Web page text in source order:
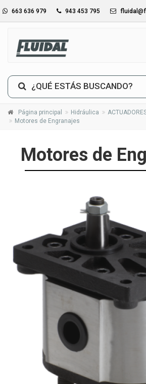
663 636 979 943 453 795
¿QUÉ ESTÁS BUSCANDO?
Página principal Hidráulica
Motores de Engranajes
Motores de